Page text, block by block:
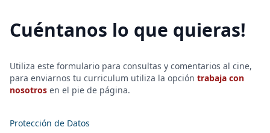
Cuéntanos lo que quieras!
Utiliza este formulario para consultas y comentarios al cine,
para enviarnos tu curriculum utiliza la opción trabaja con
nosotros en el pie de página.
Protección de Datos